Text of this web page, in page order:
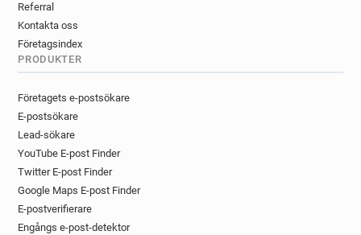
f******@danskebank.co.uk
v******@danskebank.co.uk
j************@danskebank.co.uk
t*****@danskebank.co.uk
e*****@danskebank.co.uk
k******@danskebank.co.uk
w*******@danskebank.co.uk
Referral
Kontakta oss
Företagsindex
PRODUKTER
Företagets e-postsökare
E-postsökare
Lead-sökare
YouTube E-post Finder
Twitter E-post Finder
Google Maps E-post Finder
E-postverifierare
Engångs e-post-detektor